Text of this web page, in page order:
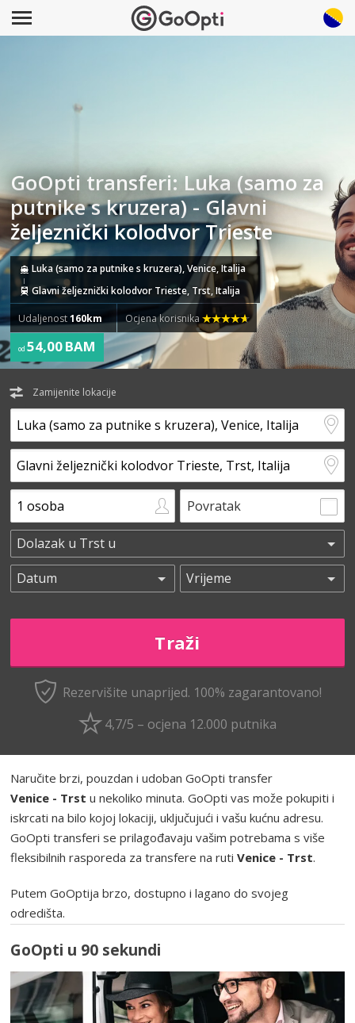
GoOpti transferi: Luka (samo za
putnike s kruzera) - Glavni
željeznički kolodvor Trieste
Luka (samo za putnike s kruzera), Venice, Italija
Glavni željeznički kolodvor Trieste, Trst, Italija
Udaljenost160km Ocjena korisnika
od54,00 BAM
Zamijenite lokacije
Povratak
Rezervišite unaprijed. 100% zagarantovano!
4,7/5 – ocjena 12.000 putnika
Naručite brzi, pouzdan i udoban GoOpti transfer
Venice - Trst u nekoliko minuta. GoOpti vas može pokupiti i
iskrcati na bilo kojoj lokaciji, uključujući i vašu kućnu adresu.
GoOpti transferi se prilagođavaju vašim potrebama s više
fleksibilnih rasporeda za transfere na rutiVenice - Trst.
Putem GoOptija brzo, dostupno i lagano do svojeg
odredišta.
GoOpti u 90 sekundi